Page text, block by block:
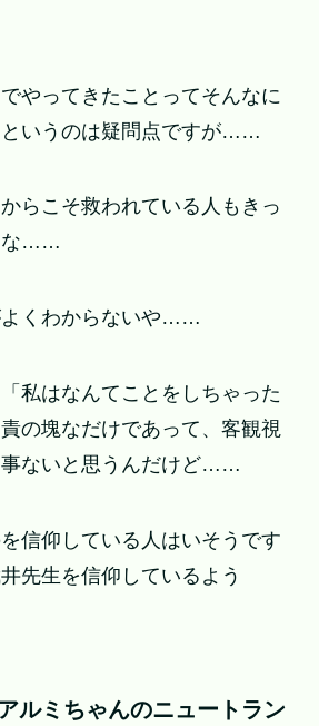
やってきたことってそんなに
いうのは疑問点ですが……
らこそ救われている人もきっ
な……
よくわからないや……
私はなんてことをしちゃった
の塊なだけであって、客観視
事ないと思うんだけど……
信仰している人はいそうです
先生を信仰しているよう
ルミちゃんのニュートラン